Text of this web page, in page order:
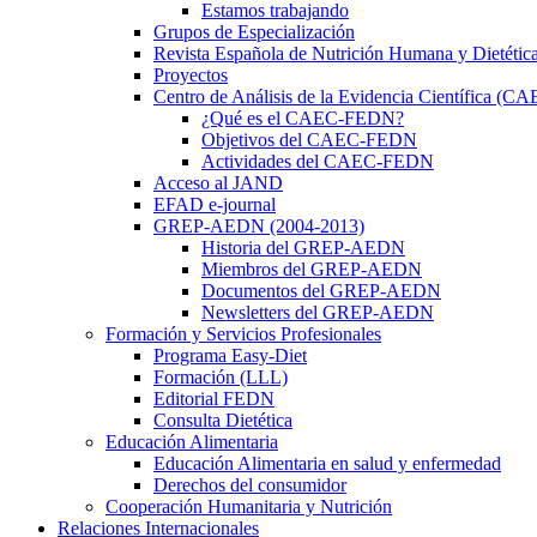
Estamos trabajando
Grupos de Especialización
Revista Española de Nutrición Humana y Dietética
Proyectos
Centro de Análisis de la Evidencia Científica
¿Qué es el CAEC-FEDN?
Objetivos del CAEC-FEDN
Actividades del CAEC-FEDN
Acceso al JAND
EFAD e-journal
GREP-AEDN (2004-2013)
Historia del GREP-AEDN
Miembros del GREP-AEDN
Documentos del GREP-AEDN
Newsletters del GREP-AEDN
Formación y Servicios Profesionales
Programa Easy-Diet
Formación (LLL)
Editorial FEDN
Consulta Dietética
Educación Alimentaria
Educación Alimentaria en salud y enfermedad
Derechos del consumidor
Cooperación Humanitaria y Nutrición
Relaciones Internacionales